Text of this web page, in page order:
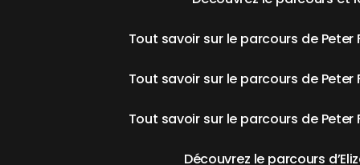
Tout savoir sur le parcours de Peter
Tout savoir sur le parcours de Peter
Tout savoir sur le parcours de Peter
Découvrez le parcours d’Eliz